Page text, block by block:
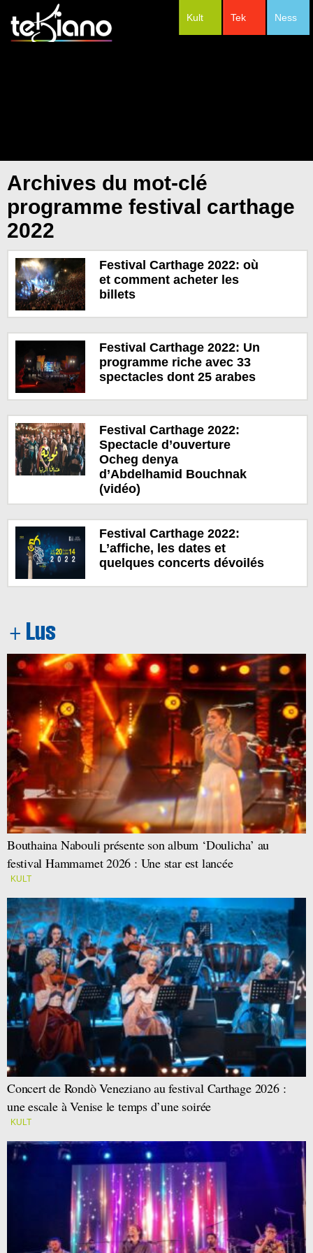
Ness
Tek
Kult
Archives du mot-clé
programme festival carthage
2022
Festival Carthage 2022: où
et comment acheter les
billets
Festival Carthage 2022: Un
programme riche avec 33
spectacles dont 25 arabes
Festival Carthage 2022:
Spectacle d’ouverture
Ocheg denya
d’Abdelhamid Bouchnak
(vidéo)
Festival Carthage 2022:
L’affiche, les dates et
quelques concerts dévoilés
Bouthaina Nabouli présente son album ‘Doulicha’ au
festival Hammamet 2026 : Une star est lancée
KULT
Concert de Rondò Veneziano au festival Carthage 2026 :
une escale à Venise le temps d’une soirée
KULT